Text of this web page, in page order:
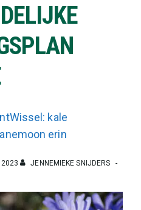
kale
erin
2023
JENNEMIEKE SNIJDERS